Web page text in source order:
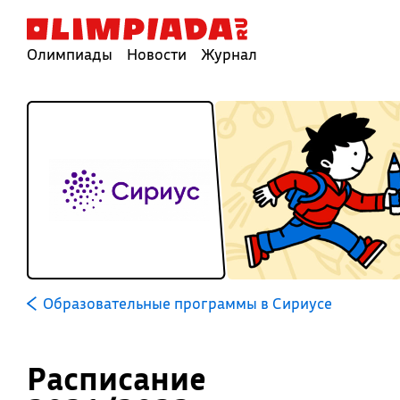
Олимпиады Новости Журнал
Образовательные программы в Сириусе
Расписание